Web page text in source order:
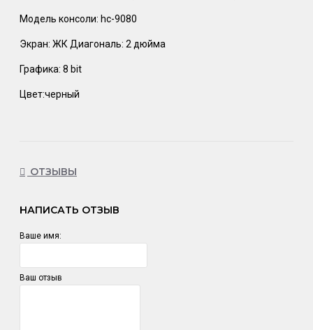
Модель консоли: hc-9080
Экран: ЖК Диагональ: 2 дюйма
Графика: 8 bit
Цвет:черный
ОТЗЫВЫ
НАПИСАТЬ ОТЗЫВ
Ваше имя:
Ваш отзыв